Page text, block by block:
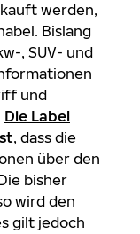
werden,
Bislang
, SUV- und
und
Die Label
, dass die
über den
bisher
wird den
gilt jedoch